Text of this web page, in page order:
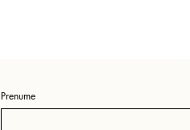
Prenume